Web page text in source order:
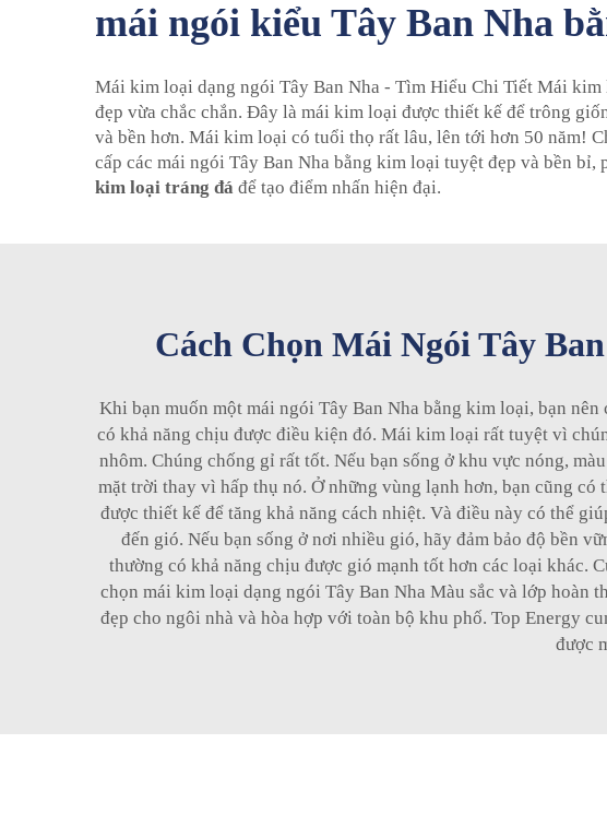
mái ngói kiểu Tây Ban Nha
Mái kim loại dạng ngói Tây Ban Nha - Tìm Hiểu Chi Tiết Mái
đẹp vừa chắc chắn. Đây là mái kim loại được thiết kế để trông
và bền hơn. Mái kim loại có tuổi thọ rất lâu, lên tới hơn 50 năm!
cấp các mái ngói Tây Ban Nha bằng kim loại tuyệt đẹp và bền
kim loại tráng đá để tạo điểm nhấn hiện đại.
Cách Chọn Mái Ngói Tây
Khi bạn muốn một mái ngói Tây Ban Nha bằng kim loại, bạn
có khả năng chịu được điều kiện đó. Mái kim loại rất tuyệt vì
nhôm. Chúng chống gỉ rất tốt. Nếu bạn sống ở khu vực nóng,
mặt trời thay vì hấp thụ nó. Ở những vùng lạnh hơn, bạn cũng
được thiết kế để tăng khả năng cách nhiệt. Và điều này có thể
đến gió. Nếu bạn sống ở nơi nhiều gió, hãy đảm bảo độ bền
thường có khả năng chịu được gió mạnh tốt hơn các loại khác.
chọn mái kim loại dạng ngói Tây Ban Nha Màu sắc và lớp hoàn
đẹp cho ngôi nhà và hòa hợp với toàn bộ khu phố. Top Energy
được